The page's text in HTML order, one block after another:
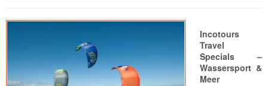
Incotours
Travel
Specials –
Wassersport &
Meer